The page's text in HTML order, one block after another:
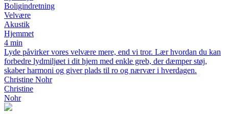
Boligindretning
Velvære
Akustik
Hjemmet
4 min
Lyde påvirker vores velvære mere, end vi tror. Lær hvordan du kan
forbedre lydmiljøet i dit hjem med enkle greb, der dæmper støj,
skaber harmoni og giver plads til ro og nærvær i hverdagen.
Christine Nohr
Christine
Nohr